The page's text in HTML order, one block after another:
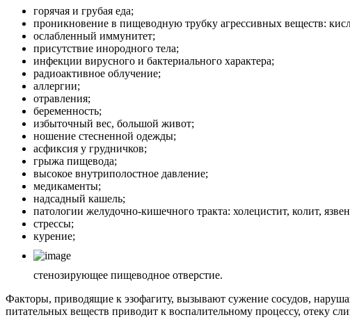
горячая и грубая еда;
проникновение в пищеводную трубку агрессивных веществ:
ослабленный иммунитет;
присутствие инородного тела;
инфекции вирусного и бактериального характера;
радиоактивное облучение;
аллергии;
отравления;
беременность;
избыточный вес, большой живот;
ношение стесненной одежды;
асфиксия у грудничков;
грыжа пищевода;
высокое внутриполостное давление;
медикаменты;
надсадный кашель;
патологии желудочно-кишечного тракта: холецистит, колит,
стрессы;
курение;
стенозирующее пищеводное отверстие.
Факторы, приводящие к эзофагиту, вызывают сужение сосудов,
питательных веществ приводит к воспалительному процессу, отеку